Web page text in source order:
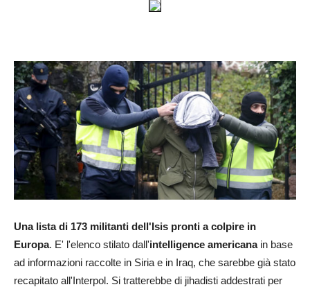
Una lista di 173 militanti dell'Isis pronti a colpire in
Europa. E' l'elenco stilato dall'intelligence americanain base
ad informazioni raccolte in Siria e in Iraq, che sarebbe già stato
recapitato all'Interpol. Si tratterebbe di jihadisti addestrati per